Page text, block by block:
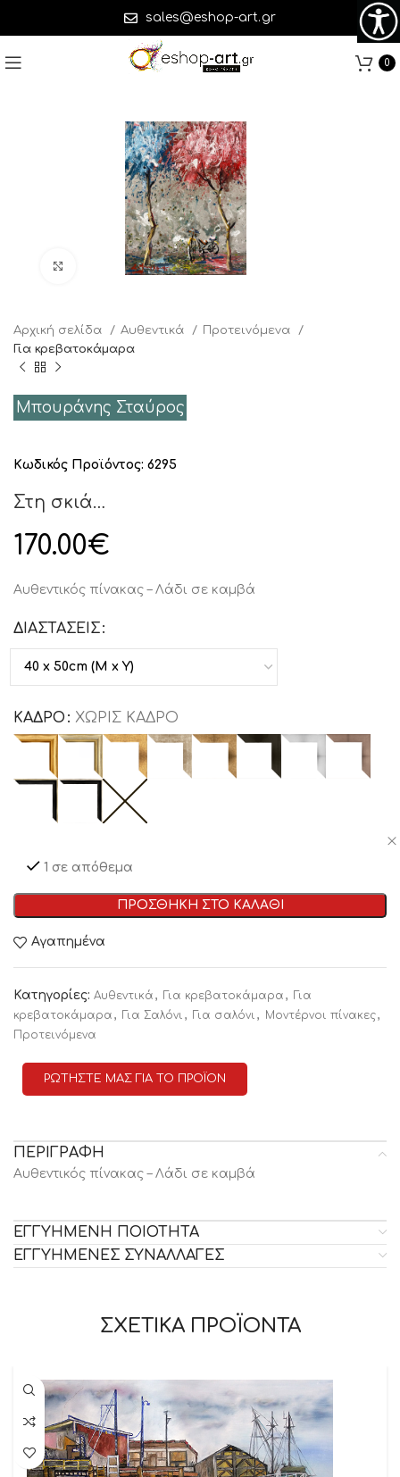
sales@eshop-art.gr
0
Click to enlarge
Αρχική σελίδα Αυθεντικά
Προτεινόμενα
Για κρεβατοκάμαρα
Μπουράνης Σταύρος
Κωδικός Προϊόντος: 6295
Στη σκιά…
170.00€
Αυθεντικός πίνακας – Λάδι σε καμβά
ΔΙΑΣΤΑΣΕΙΣ
ΚΑΔΡΟ ΧΩΡΙΣ ΚΑΔΡΟ
1 σε απόθεμα
ΠΡΟΣΘΗΚΗ ΣΤΟ ΚΑΛΑΘΙ
Αγαπημένα
Κατηγορίες: Αυθεντικά , Για κρεβατοκάμαρα , Για
κρεβατοκάμαρα , Για Σαλόνι , Για σαλόνι , Μοντέρνοι πίνακες,
Προτεινόμενα
ΡΩΤΗΣΤΕ ΜΑΣ ΓΙΑ ΤΟ ΠΡΟΪΟΝ
ΠΕΡΙΓΡΑΦΗ
Αυθεντικός πίνακας – Λάδι σε καμβά
ΕΓΓΥΗΜΕΝΗ ΠΟΙΟΤΗΤΑ
ΕΓΓΥΗΜΕΝΕΣ ΣΥΝΑΛΛΑΓΕΣ
ΣΧΕΤΙΚΑ ΠΡΟΪΟΝΤΑ